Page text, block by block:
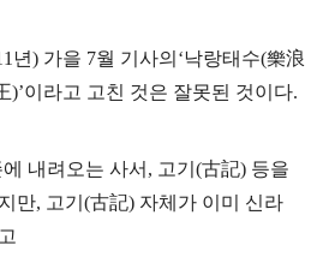
년) 가을 7월 기사의‘낙랑태수(樂浪
)’이라고 고친 것은 잘못된 것이다.
내려오는 사서, 고기(古記) 등을
만, 고기(古記) 자체가 이미 신라